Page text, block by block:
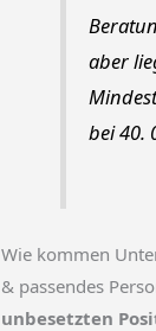
aber
bei 40.
Wie kommen
& passendes
unbesetzten